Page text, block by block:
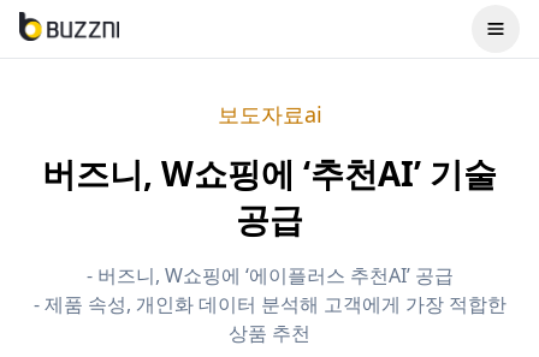
보도자료ai
버즈니, W쇼핑에 ‘추천AI’ 기술
공급
- 버즈니, W쇼핑에 ‘에이플러스 추천AI’ 공급
- 제품 속성, 개인화 데이터 분석해 고객에게 가장 적합한
상품 추천